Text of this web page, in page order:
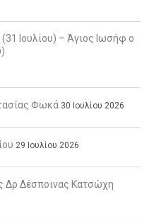
Ιουλίου) – Άγιος Ιωσήφ ο
Φωκά 30 Ιουλίου 2026
29 Ιουλίου 2026
Δρ Δέσποινας Κατσώχη